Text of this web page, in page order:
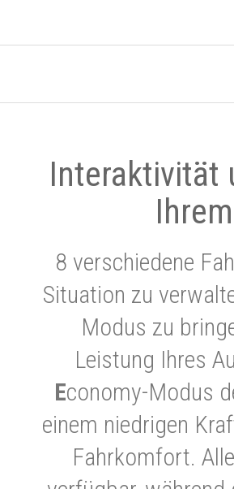
Interaktivität
8 verschiedene
Situation zu
Modus zu
Leistung Ihres
Economy-Modus
einem niedrigen
Fahrkomfort.